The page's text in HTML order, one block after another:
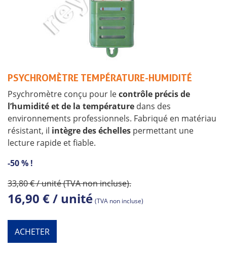
PSYCHROMÈTRE TEMPÉRATURE-HUMIDITÉ
Psychromètre conçu pour lecontrôle précis de
l’humidité et de la température dans des
environnements professionnels. Fabriqué en matériau
résistant, il intègre des échelles permettant une
lecture rapide et fiable.
-50 % !
33,80 € / unité (TVA non incluse).
16,90 € / unité (TVA non incluse)
ACHETER